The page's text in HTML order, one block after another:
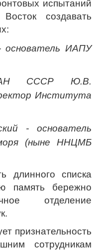
испытаний
создавать
основатель ИАПУ
АН СССР Ю.В.
Института
- основатель
(ныне ННЦМБ
длинного списка
память бережно
отделение
признательность
сотрудникам